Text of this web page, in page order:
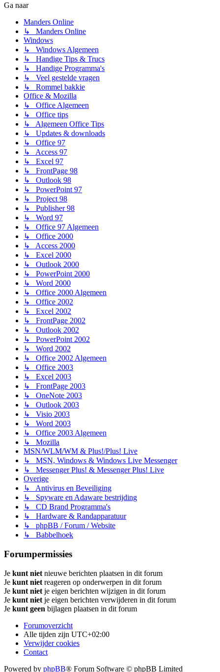
Ga naar
Manders Online
↳ Manders Online
Windows
↳ Windows Algemeen
↳ Handige Tips & Trucs
↳ Handige Programma's
↳ Veel gestelde vragen
↳ Rommel bakkie
Office & Mozilla
↳ Office Algemeen
↳ Office tips
↳ Algemeen Office Tips
↳ Updates & downloads
↳ Office 97
↳ Access 97
↳ Excel 97
↳ FrontPage 98
↳ Outlook 98
↳ PowerPoint 97
↳ Project 98
↳ Publisher 98
↳ Word 97
↳ Office 97 Algemeen
↳ Office 2000
↳ Access 2000
↳ Excel 2000
↳ Outlook 2000
↳ PowerPoint 2000
↳ Word 2000
↳ Office 2000 Algemeen
↳ Office 2002
↳ Excel 2002
↳ FrontPage 2002
↳ Outlook 2002
↳ PowerPoint 2002
↳ Word 2002
↳ Office 2002 Algemeen
↳ Office 2003
↳ Excel 2003
↳ FrontPage 2003
↳ OneNote 2003
↳ Outlook 2003
↳ Visio 2003
↳ Word 2003
↳ Office 2003 Algemeen
↳ Mozilla
MSN/WLM/WM & Plus!/Plus! Live
↳ MSN, Windows & Windows Live Messenger
↳ Messenger Plus! & Messenger Plus! Live
Overige
↳ Antivirus en Beveiliging
↳ Spyware en Adaware bestrijding
↳ CD Brand Programma's
↳ Hardware & Randapparatuur
↳ phpBB / Forum / Website
↳ Babbelhoek
Forumpermissies
Je kunt niet nieuwe berichten plaatsen in dit forum
Je kunt niet reageren op onderwerpen in dit forum
Je kunt niet je eigen berichten wijzigen in dit forum
Je kunt niet je eigen berichten verwijderen in dit forum
Je kunt geen bijlagen plaatsen in dit forum
Forumoverzicht
Alle tijden zijn UTC+02:00
Verwijder cookies
Contact
Powered by phpBB® Forum Software © phpBB Limited